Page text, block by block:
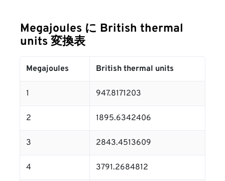
Megajoules に British thermal
units 変換表
Megajoules British thermal units
1 947.8171203
2 1895.6342406
3 2843.4513609
4 3791.2684812